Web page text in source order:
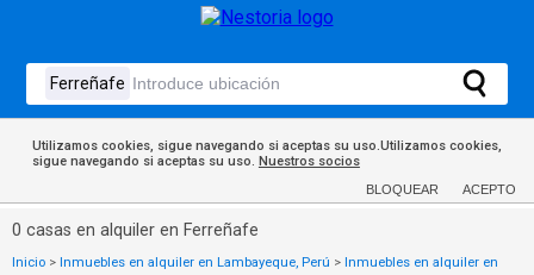
Utilizamos cookies, sigue navegando si aceptas su uso.Utilizamos cookies,
sigue navegando si aceptas su uso. Nuestros socios
BLOQUEAR ACEPTO
0 casas en alquiler en Ferreñafe
Inicio > Inmuebles en alquiler en Lambayeque, Perú > Inmuebles en alquiler en